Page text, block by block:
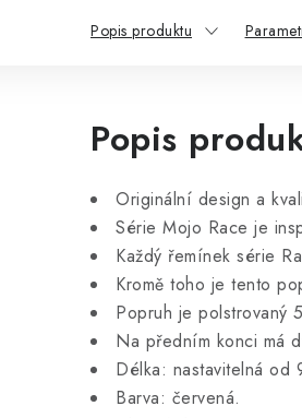
Popis produktu
Popis
Originální design a
Série Mojo Race je
Každý řemínek série
Kromě toho je tento
Popruh je polstrovaný
Na předním konci má
Délka: nastavitelná od
Barva: červená.